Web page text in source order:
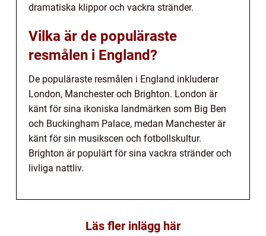
dramatiska klippor och vackra stränder.
Vilka är de populäraste
resmålen i England?
De populäraste resmålen i England inkluderar
London, Manchester och Brighton. London är
känt för sina ikoniska landmärken som Big Ben
och Buckingham Palace, medan Manchester är
känt för sin musikscen och fotbollskultur.
Brighton är populärt för sina vackra stränder och
livliga nattliv.
Läs fler inlägg här